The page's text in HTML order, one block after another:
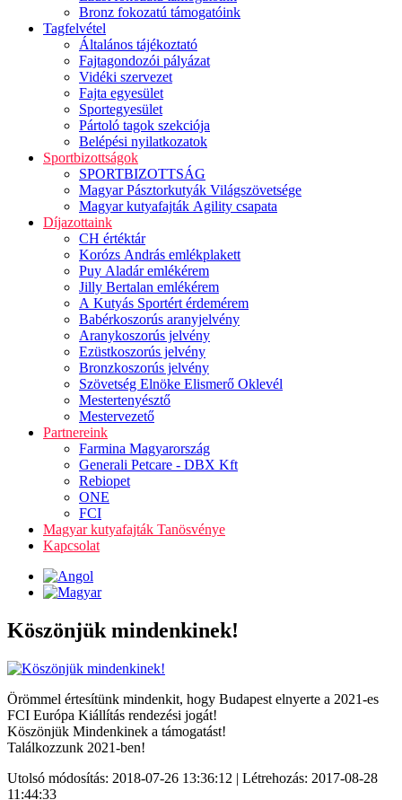
Bronz fokozatú támogatóink
Tagfelvétel
Általános tájékoztató
Fajtagondozói pályázat
Vidéki szervezet
Fajta egyesület
Sportegyesület
Pártoló tagok szekciója
Belépési nyilatkozatok
Sportbizottságok
SPORTBIZOTTSÁG
Magyar Pásztorkutyák Világszövetsége
Magyar kutyafajták Agility csapata
Díjazottaink
CH értéktár
Korózs András emlékplakett
Puy Aladár emlékérem
Jilly Bertalan emlékérem
A Kutyás Sportért érdemérem
Babérkoszorús aranyjelvény
Aranykoszorús jelvény
Ezüstkoszorús jelvény
Bronzkoszorús jelvény
Szövetség Elnöke Elismerő Oklevél
Mestertenyésztő
Mestervezető
Partnereink
Farmina Magyarország
Generali Petcare - DBX Kft
Rebiopet
ONE
FCI
Magyar kutyafajták Tanösvénye
Kapcsolat
Köszönjük mindenkinek!
Örömmel értesítünk mindenkit, hogy Budapest elnyerte a 2021-es
FCI Európa Kiállítás rendezési jogát!
Köszönjük Mindenkinek a támogatást!
Találkozzunk 2021-ben!
Utolsó módosítás: 2018-07-26 13:36:12 | Létrehozás: 2017-08-28
11:44:33